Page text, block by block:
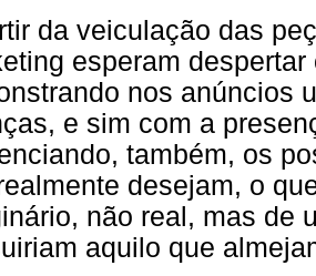
da veiculação das
esperam
nos anúncios
e sim com a
também, os
desejam, o
não real, mas de
aquilo que